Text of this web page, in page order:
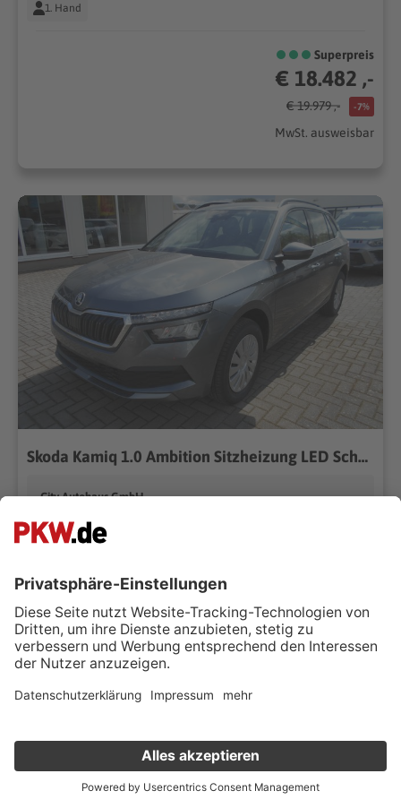
1. Hand
Superpreis
€ 18.482 ,-
€ 19.979 ,- -7%
MwSt. ausweisbar
Skoda Kamiq 1.0 Ambition Sitzheizung LED Scheinwerfer
City Autohaus GmbH
15234 Frankfurt Oder
10 km
01/2026
81 kW (110 PS)
Benzin
Kombi
126g CO₂/km (komb.)* | 5.5 l/100km (komb.)* | CO₂-Klasse D*
MwSt. ausweisbar
Verkauf deinen Gebrauchten online